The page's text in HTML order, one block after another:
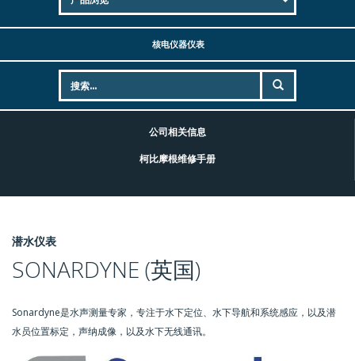
核电仪器仪表
公司相关信息
柯比摩根维修手册
潜水仪表
SONARDYNE (英国)
Sonardyne是水声测量专家，专注于水下定位、水下导航和系统感应，以及潜
水员位置标定，声纳成像，以及水下无线通讯。